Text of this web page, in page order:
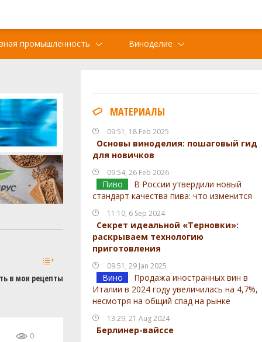
промышленность Виноделие
МАТЕРИАЛЫ
09:51, 18 Feb 2025
Основы виноделия: пошаговый гид
для новичков
09:54, 26 Feb 2026
Пиво
В России утвердили новый
стандарт качества пива: что изменится
11:10, 6 Sep 2024
Секрет идеальной «Терновки»:
раскрываем технологию
приготовления
09:51, 29 Jan 2025
Вино
Продажа иностранных вин в
Италии в 2024 году увеличилась на 4,7%,
несмотря на общий спад на рынке
13:29, 21 Aug 2024
Берлинер-вайссе
в мои рецепты
0